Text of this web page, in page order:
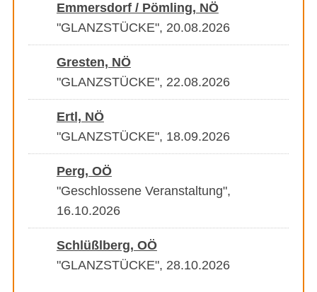
Emmersdorf / Pömling, NÖ
"GLANZSTÜCKE", 20.08.2026
Gresten, NÖ
"GLANZSTÜCKE", 22.08.2026
Ertl, NÖ
"GLANZSTÜCKE", 18.09.2026
Perg, OÖ
"Geschlossene Veranstaltung",
16.10.2026
Schlüßlberg, OÖ
"GLANZSTÜCKE", 28.10.2026